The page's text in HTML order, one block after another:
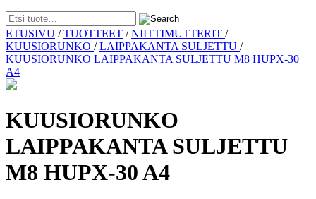
Skip
to
content
ETUSIVU /TUOTTEET /NIITTIMUTTERIT /
KUUSIORUNKO /LAIPPAKANTA SULJETTU /
KUUSIORUNKO LAIPPAKANTA SULJETTU M8 HUPX-30
A4
KUUSIORUNKO
LAIPPAKANTA SULJETTU
M8 HUPX-30 A4